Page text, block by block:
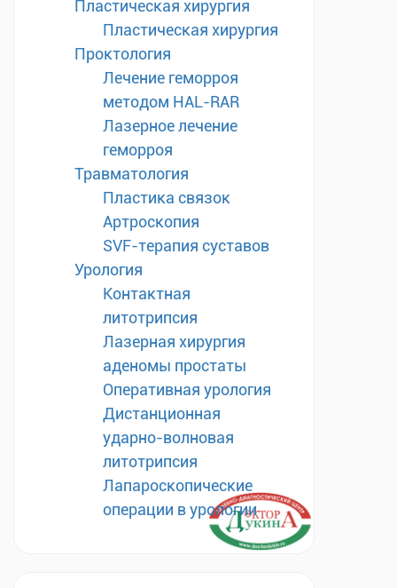
Пластическая хирургия
Пластическая хирургия
Проктология
Лечение геморроя
методом HAL-RAR
Лазерное лечение
геморроя
Травматология
Пластика связок
Артроскопия
SVF-терапия суставов
Урология
Контактная
литотрипсия
Лазерная хирургия
аденомы простаты
Оперативная урология
Дистанционная
ударно-волновая
литотрипсия
Лапароскопические
операции в урологии